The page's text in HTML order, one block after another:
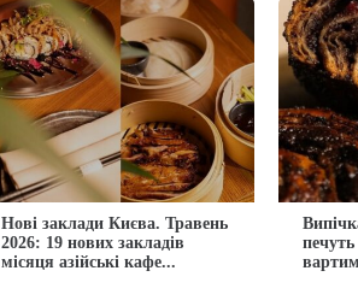
Нові заклади Києва. Травень
2026: 19 нових закладів
місяця азійські кафе...